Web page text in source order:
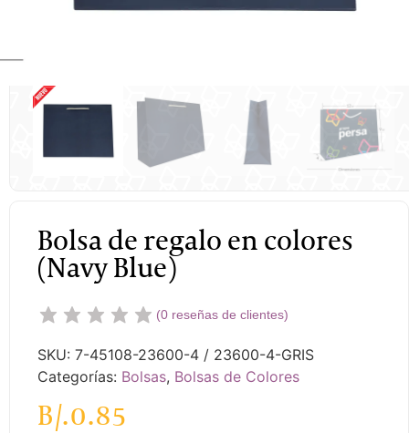
Bolsa de regalo en colores
(Navy Blue)
(0 reseñas de clientes)
SKU: 7-45108-23600-4 / 23600-4-GRIS
Categorías: Bolsas, Bolsas de Colores
B/.0.85